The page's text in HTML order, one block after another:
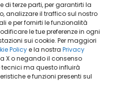
di terze parti, per garantirti la
analizzare il traffico sul nostro
e per fornirti le funzionalità
le tue preferenze in ogni
sui cookie. Per maggiori
Policye la nostra Privacy
X o negando il consenso
ma questo influirà
e funzioni presenti sul
Youtube
Medio Termine